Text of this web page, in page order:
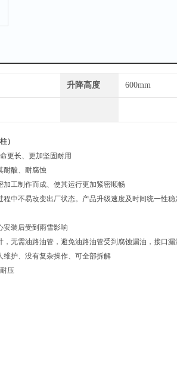
升降高度 600mm
）
更长、更加坚固耐用
耐酸、耐腐蚀
工制作而成、使其运行更加紧密顺畅
中不易改变出厂状态。产品升级速度及时间统一性
装后受到雨雪影响
无需油路油管，避免油路油管受到腐蚀漏油，接口漏
护、没有复杂操作、可全部拆解
压